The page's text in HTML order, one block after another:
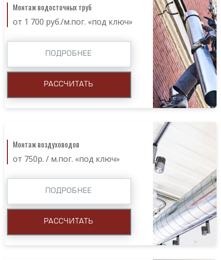
Монтаж водосточных труб
от 1 700 руб./м.пог. «под ключ»
ПОДРОБНЕЕ
РАССЧИТАТЬ
Монтаж воздуховодов
от 750р. / м.пог. «под ключ»
ПОДРОБНЕЕ
РАССЧИТАТЬ